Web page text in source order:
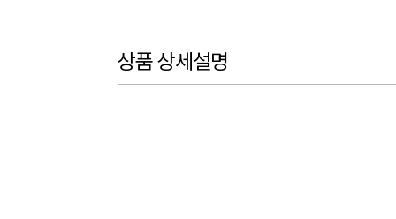
상품 상세설명